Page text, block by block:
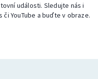
události. Sledujte nás i
či YouTube a buďte v obraze.